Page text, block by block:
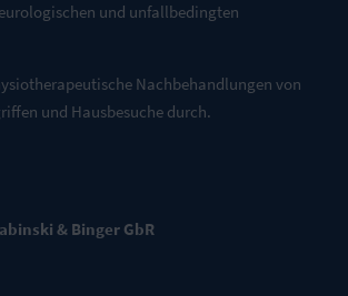
und unfallbedingten
Nachbehandlungen von
und Hausbesuche durch.
& Binger GbR